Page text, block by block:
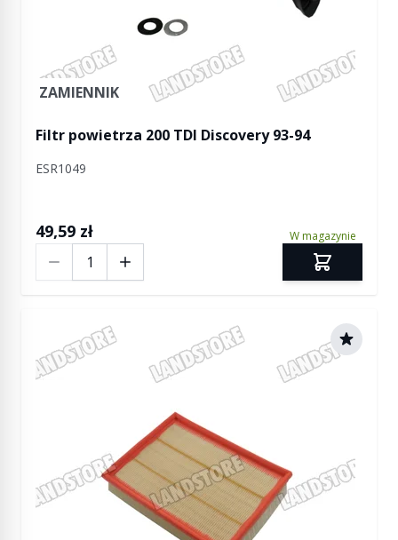
ZAMIENNIK
Filtr powietrza 200 TDI Discovery 93-94
ESR1049
49,59 zł W magazynie